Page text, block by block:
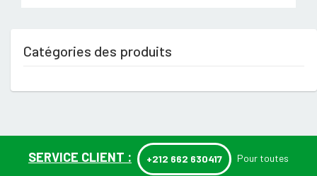
Catégories des produits
SERVICE CLIENT : +212 662 630417 Pour toutes